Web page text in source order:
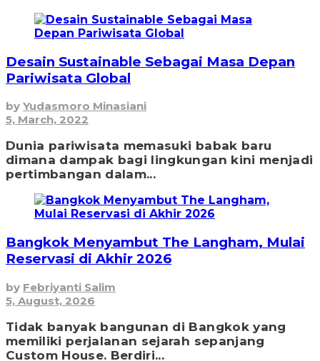
Desain Sustainable Sebagai Masa Depan
Pariwisata Global
by Yudasmoro Minasiani
5, March, 2022
Dunia pariwisata memasuki babak baru
dimana dampak bagi lingkungan kini menjadi
pertimbangan dalam...
Bangkok Menyambut The Langham, Mulai
Reservasi di Akhir 2026
by Febriyanti Salim
5, August, 2026
Tidak banyak bangunan di Bangkok yang
memiliki perjalanan sejarah sepanjang
Custom House. Berdiri...